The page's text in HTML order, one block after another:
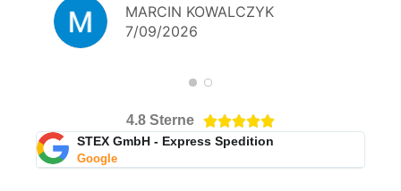
MARCIN KOWALCZYK
7/09/2026
4.8 Sterne 
STEX GmbH - Express Spedition
Google